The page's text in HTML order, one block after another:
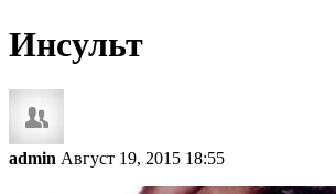
Инсульт
admin Август 19, 2015 18:55